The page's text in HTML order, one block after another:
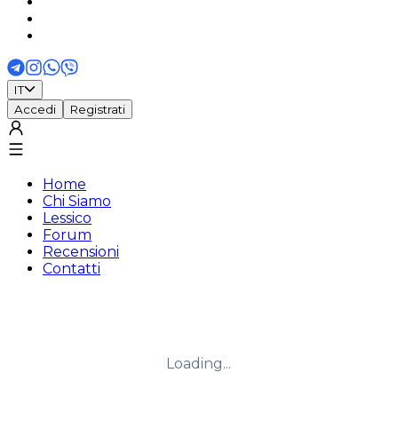
IT
Accedi
Registrati
Home
Chi Siamo
Lessico
Forum
Recensioni
Contatti
Loading...